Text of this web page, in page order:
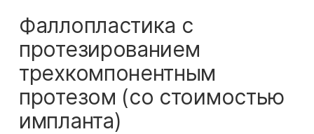
Фаллопластика с
протезированием
трехкомпонентным
протезом (со стоимостью
импланта)